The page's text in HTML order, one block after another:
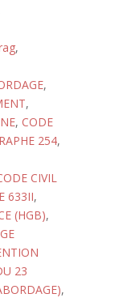
,
,
,
, CODE
254,
CIVIL
633II,
(HGB),
23
,